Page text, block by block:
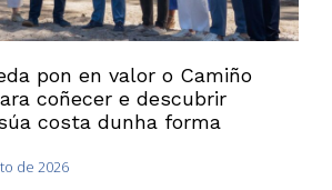
pon en valor o Camiño
coñecer e descubrir
costa dunha forma
de 2026